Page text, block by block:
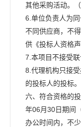
其他采购活动。
6.单位负责人为
不同供应商，不
供《投标人资格声
7.本项目不接受联
8.代理机构只接
的投标人的投标。
六、符合资格的
年06月30日期间
办公时间内，不